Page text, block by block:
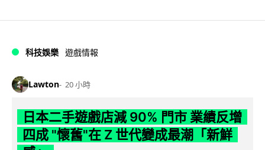
科技娛樂 遊戲情報
Lawton 20 小時
日本二手遊戲店減 90% 門市 業績反增
四成 "懷舊"在 Z 世代變成最潮「新鮮